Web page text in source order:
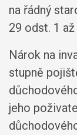
na řádný
29 odst. 1
Nárok na
stupně
jeho